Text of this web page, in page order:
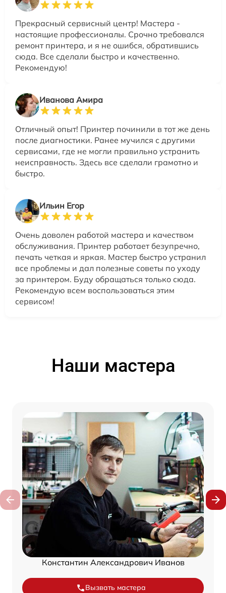
Прекрасный сервисный центр! Мастера -
настоящие профессионалы. Срочно требовался
ремонт принтера, и я не ошибся, обратившись
сюда. Все сделали быстро и качественно.
Рекомендую!
Иванова Амира
Отличный опыт! Принтер починили в тот же день
после диагностики. Ранее мучился с другими
сервисами, где не могли правильно устранить
неисправность. Здесь все сделали грамотно и
быстро.
Ильин Егор
Очень доволен работой мастера и качеством
обслуживания. Принтер работает безупречно,
печать четкая и яркая. Мастер быстро устранил
все проблемы и дал полезные советы по уходу
за принтером. Буду обращаться только сюда.
Рекомендую всем воспользоваться этим
сервисом!
Наши мастера
Константин Александрович Иванов
Вызвать мастера